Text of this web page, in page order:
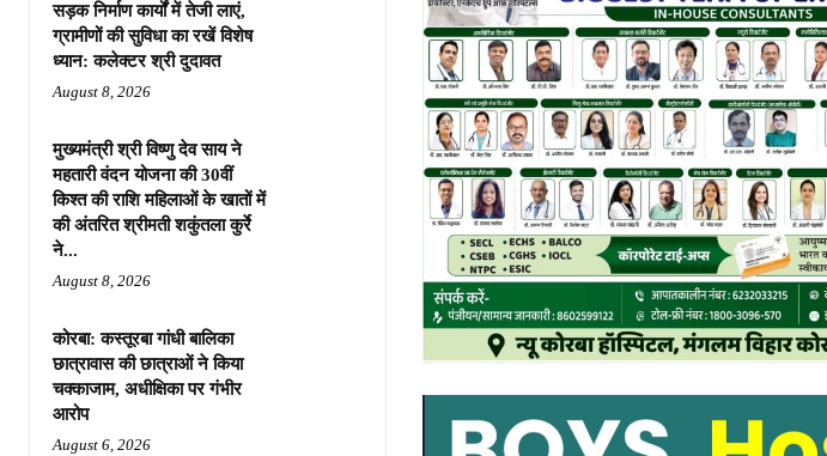
सड़क निर्माण कार्यों में तेजी लाएं,
ग्रामीणों की सुविधा का रखें विशेष
ध्यान: कलेक्टर श्री दुदावत
August 8, 2026
मुख्यमंत्री श्री विष्णु देव साय ने
महतारी वंदन योजना की 30वीं
किश्त की राशि महिलाओं के खातों में
की अंतरित श्रीमती शकुंतला कुर्रे
ने...
August 8, 2026
कोरबा: कस्तूरबा गांधी बालिका
छात्रावास की छात्राओं ने किया
चक्काजाम, अधीक्षिका पर गंभीर
आरोप
August 6, 2026